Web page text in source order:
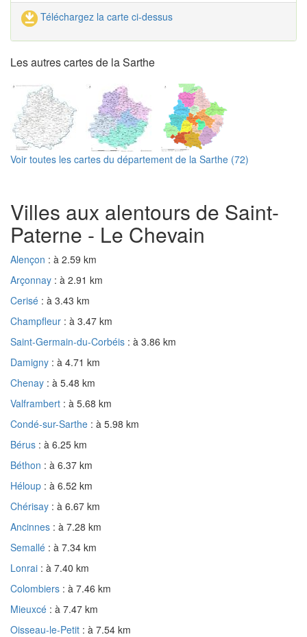
Téléchargez la carte ci-dessus
Les autres cartes de la Sarthe
Voir toutes les cartes du département de la Sarthe (72)
Villes aux alentours de Saint-
Paterne - Le Chevain
Alençon : à 2.59 km
Arçonnay : à 2.91 km
Cerisé : à 3.43 km
Champfleur : à 3.47 km
Saint-Germain-du-Corbéis : à 3.86 km
Damigny : à 4.71 km
Chenay : à 5.48 km
Valframbert : à 5.68 km
Condé-sur-Sarthe : à 5.98 km
Bérus : à 6.25 km
Béthon : à 6.37 km
Héloup : à 6.52 km
Chérisay : à 6.67 km
Ancinnes : à 7.28 km
Semallé : à 7.34 km
Lonrai : à 7.40 km
Colombiers : à 7.46 km
Mieuxcé : à 7.47 km
Oisseau-le-Petit : à 7.54 km